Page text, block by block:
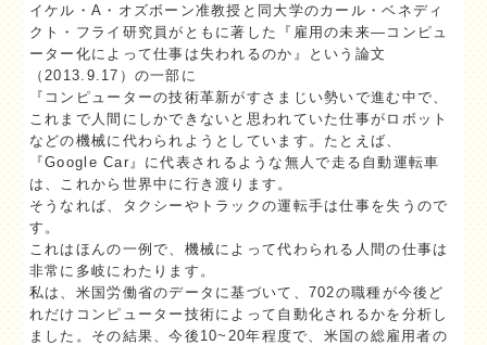
イケル・A・オズボーン准教授と同大学のカール・ベネディ
クト・フライ研究員がともに著した『雇用の未来—コンピュ
ーター化によって仕事は失われるのか』という論文
（2013.9.17）の一部に
『コンピューターの技術革新がすさまじい勢いで進む中で、
これまで人間にしかできないと思われていた仕事がロボット
などの機械に代わられようとしています。たとえば、
『Google Car』に代表されるような無人で走る自動運転車
は、これから世界中に行き渡ります。
そうなれば、タクシーやトラックの運転手は仕事を失うので
す。
これはほんの一例で、機械によって代わられる人間の仕事は
非常に多岐にわたります。
私は、米国労働省のデータに基づいて、702の職種が今後ど
れだけコンピューター技術によって自動化されるかを分析し
ました。その結果、今後10~20年程度で、米国の総雇用者の